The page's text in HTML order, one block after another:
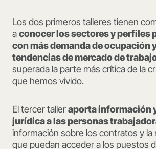
Los dos primeros talleres tienen
aconocer los sectores y perfiles
con más demanda de ocupación
tendencias de mercado de
superada la parte más crítica de la
que hemos vivido.
El tercer talleraporta información
jurídica a las personas
información sobre los contratos y la
que puedan acceder a los puestos